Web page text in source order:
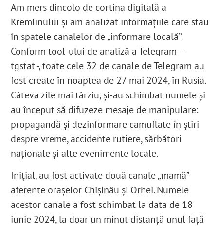
Am mers dincolo de cortina digitală a
Kremlinului și am analizat informațiile care stau
în spatele canalelor de „informare locală”.
Conform tool-ului de analiză a Telegram –
tgstat -, toate cele 32 de canale de Telegram au
fost create în noaptea de 27 mai 2024, în Rusia.
Câteva zile mai târziu, și-au schimbat numele și
au început să difuzeze mesaje de manipulare:
propagandă și dezinformare camuflate în știri
despre vreme, accidente rutiere, sărbători
naționale și alte evenimente locale.
Inițial, au fost activate două canale „mamă”
aferente orașelor Chișinău și Orhei. Numele
acestor canale a fost schimbat la data de 18
iunie 2024, la doar un minut distanță unul față